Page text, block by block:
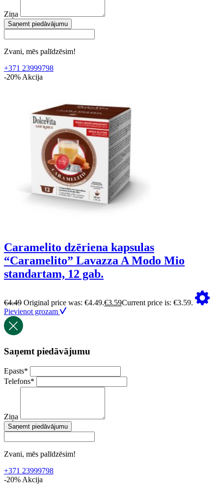
Ziņa
Saņemt piedāvājumu
Zvani, mēs palīdzēsim!
+371 23999798
-20% Akcija
Caramelito dzēriena kapsulas
“Caramelito” Lavazza A Modo Mio
standartam, 12 gab.
€4.49 Original price was: €4.49.€3.59Current price is: €3.59.
Pievienot grozam
Saņemt piedāvājumu
Epasts*
Telefons*
Ziņa
Saņemt piedāvājumu
Zvani, mēs palīdzēsim!
+371 23999798
-20% Akcija